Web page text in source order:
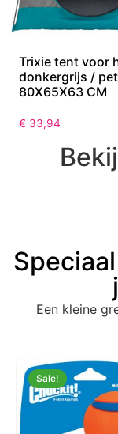
Trixie tent voor
donkergrijs /
80X65X63 CM
€ 33,94
Een kleine
Sale!